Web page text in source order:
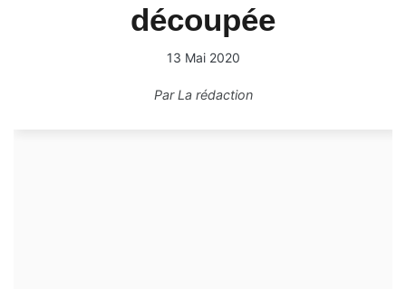
découpée
13 Mai 2020
ParLa rédaction